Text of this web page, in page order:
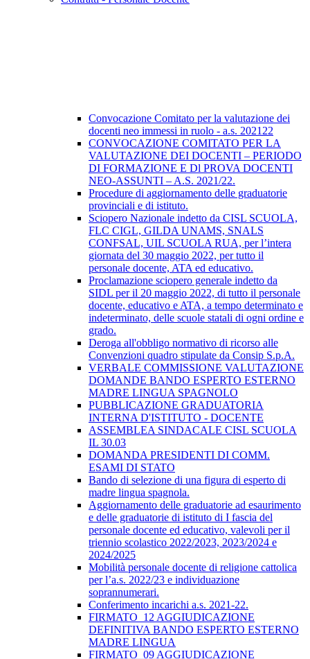
Convocazione Comitato per la valutazione dei
docenti neo immessi in ruolo - a.s. 202122
CONVOCAZIONE COMITATO PER LA
VALUTAZIONE DEI DOCENTI – PERIODO
DI FORMAZIONE E Dl PROVA DOCENTI
NEO-ASSUNTI – A.S. 2021/22.
Procedure di aggiornamento delle graduatorie
provinciali e di istituto.
Sciopero Nazionale indetto da CISL SCUOLA,
FLC CIGL, GILDA UNAMS, SNALS
CONFSAL, UIL SCUOLA RUA, per l’intera
giornata del 30 maggio 2022, per tutto il
personale docente, ATA ed educativo.
Proclamazione sciopero generale indetto da
SIDL per il 20 maggio 2022, di tutto il personale
docente, educativo e ATA, a tempo determinato e
indeterminato, delle scuole statali di ogni ordine e
grado.
Deroga all'obbligo normativo di ricorso alle
Convenzioni quadro stipulate da Consip S.p.A.
VERBALE COMMISSIONE VALUTAZIONE
DOMANDE BANDO ESPERTO ESTERNO
MADRE LINGUA SPAGNOLO
PUBBLICAZIONE GRADUATORIA
INTERNA D'ISTITUTO - DOCENTE
ASSEMBLEA SINDACALE CISL SCUOLA
IL 30.03
DOMANDA PRESIDENTI DI COMM.
ESAMI DI STATO
Bando di selezione di una figura di esperto di
madre lingua spagnola.
Aggiornamento delle graduatorie ad esaurimento
e delle graduatorie di istituto di I fascia del
personale docente ed educativo, valevoli per il
triennio scolastico 2022/2023, 2023/2024 e
2024/2025
Mobilità personale docente di religione cattolica
per l’a.s. 2022/23 e individuazione
soprannumerari.
Conferimento incarichi a.s. 2021-22.
FIRMATO_12 AGGIUDICAZIONE
DEFINITIVA BANDO ESPERTO ESTERNO
MADRE LINGUA
FIRMATO_09 AGGIUDICAZIONE